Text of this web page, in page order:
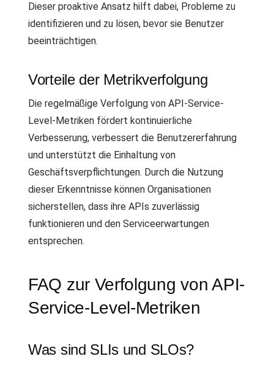
Dieser proaktive Ansatz hilft dabei, Probleme zu
identifizieren und zu lösen, bevor sie Benutzer
beeinträchtigen.
Vorteile der Metrikverfolgung
Die regelmäßige Verfolgung von API-Service-
Level-Metriken fördert kontinuierliche
Verbesserung, verbessert die Benutzererfahrung
und unterstützt die Einhaltung von
Geschäftsverpflichtungen. Durch die Nutzung
dieser Erkenntnisse können Organisationen
sicherstellen, dass ihre APIs zuverlässig
funktionieren und den Serviceerwartungen
entsprechen.
FAQ zur Verfolgung von API-
Service-Level-Metriken
Was sind SLIs und SLOs?